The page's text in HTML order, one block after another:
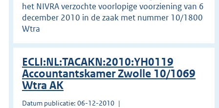
het NIVRA verzochte voorlopige voorziening van 6
december 2010 in de zaak met nummer 10/1800
Wtra
ECLI:NL:TACAKN:2010:YH0119
Accountantskamer Zwolle 10/1069
Wtra AK
Datum publicatie: 06-12-2010